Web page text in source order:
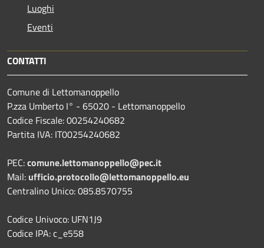
Luoghi
Eventi
CONTATTI
Comune di Lettomanoppello
P.zza Umberto I° - 65020 - Lettomanoppello
Codice Fiscale: 00254240682
Partita IVA: IT00254240682
PEC:comune.lettomanoppello@pec.it
Mail: ufficio.protocollo@lettomanoppello.eu
Centralino Unico: 085.8570755
Codice Univoco: UFN1J9
Codice IPA: c_e558